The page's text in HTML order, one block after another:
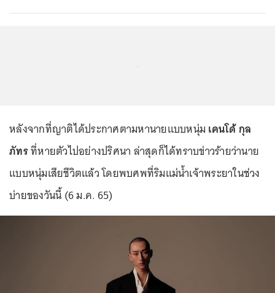
หลังจากที่ญาติได้ประกาศตามหานายแบบหนุ่ม เคนโด้ กุล
ภัทรที่หายตัวไปอย่างปริศนา ล่าสุดก็ได้ทราบข่าวร้ายว่านาย
แบบหนุ่มเสียชีวิตแล้ว โดยพบศพที่ริมแม่น้ำเจ้าพระยาในช่วง
บ่ายของวันนี้ (6 ม.ค. 65)